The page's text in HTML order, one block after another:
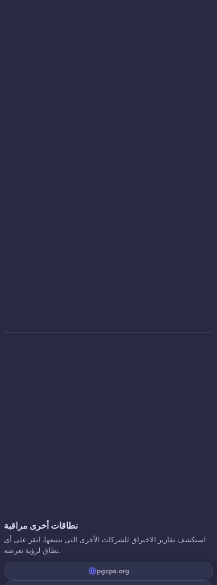
نطاقات أخرى مراقبة
استكشف تقارير الاختراق للشركات الأخرى التي نتتبعها. انقر على أي
نطاق لرؤية تعرضه.
pgcps.org